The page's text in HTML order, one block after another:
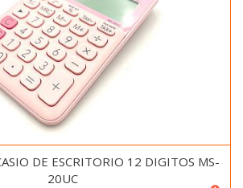
DE ESCRITORIO 12 DIGITOS MS-
20UC